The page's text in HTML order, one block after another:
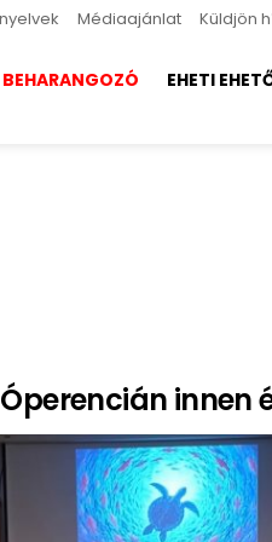
Médiaajánlat Küldjön
BEHARANGOZÓ EHETI
innen